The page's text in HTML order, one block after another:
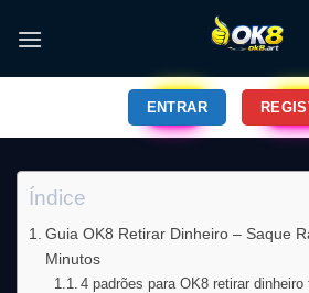
ENTRAR
Índice
Guia OK8 Retirar Dinheiro – Saque
Minutos
4 padrões para OK8 retirar